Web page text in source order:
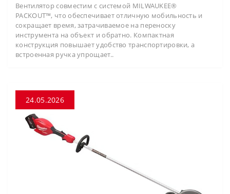
Вентилятор совместим с системой MILWAUKEE®
PACKOUT™, что обеспечивает отличную мобильность и
сокращает время, затрачиваемое на переноску
инструмента на объект и обратно. Компактная
конструкция повышает удобство транспортировки, а
встроенная ручка упрощает..
24.05.2026